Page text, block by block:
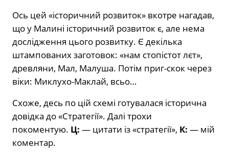
Ось цей «історичний розвиток» вкотре нагадав,
що у Малині історичний розвиток є, але нема
дослідження цього розвитку. Є декілька
штампованих заготовок: «нам стопістот лєт»,
древляни, Мал, Малуша. Потім приг-скок через
віки: Миклухо-Маклай, всьо…
Схоже, десь по цій схемі готувалася історична
довідка до «Стратегії». Далі трохи
покоментую. Ц: — цитати із «стратегії», К: — мій
коментар.